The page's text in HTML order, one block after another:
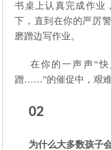
书桌上认真完成作业
下，直到在你的严厉
磨蹭边写作业。
在你的一声声“
蹭……”的催促中，艰难
02
为什么大多数孩子